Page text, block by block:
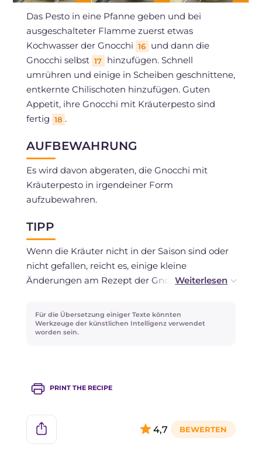
Das Pesto in eine Pfanne geben und bei
ausgeschalteter Flamme zuerst etwas
Kochwasser der Gnocchi 16
und dann die
Gnocchi selbst 17
hinzufügen. Schnell
umrühren und einige in Scheiben geschnittene,
entkernte Chilischoten hinzufügen. Guten
Appetit, ihre Gnocchi mit Kräuterpesto sind
fertig 18 .
AUFBEWAHRUNG
Es wird davon abgeraten, die Gnocchi mit
Kräuterpesto in irgendeiner Form
aufzubewahren.
TIPP
Wenn die Kräuter nicht in der Saison sind oder
nicht gefallen, reicht es, einige kleine
Änderungen am Rezept der Gnocchi mit
verwenden Sie Grünkohl und geröstete
Walnüsse oder wilden Fenchel und Mandeln.
Für die Übersetzung einiger Texte könnten
Werkzeuge der künstlichen Intelligenz verwendet
worden sein.
PRINT THE RECIPE
4,7